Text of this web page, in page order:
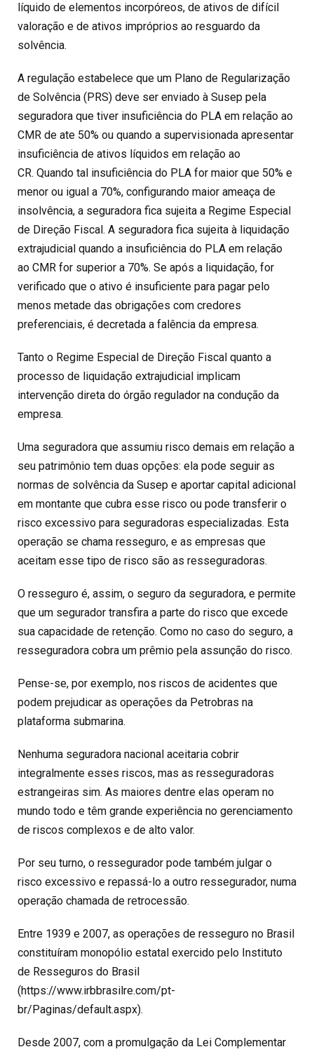
líquido de elementos incorpóreos, de ativos de difícil
valoração e de ativos impróprios ao resguardo da
solvência.
A regulação estabelece que um Plano de Regularização
de Solvência (PRS) deve ser enviado à Susep pela
seguradora que tiver insuficiência do PLA em relação ao
CMR de ate 50% ou quando a supervisionada apresentar
insuficiência de ativos líquidos em relação ao
CR. Quando tal insuficiência do PLA for maior que 50% e
menor ou igual a 70%, configurando maior ameaça de
insolvência, a seguradora fica sujeita a Regime Especial
de Direção Fiscal. A seguradora fica sujeita à liquidação
extrajudicial quando a insuficiência do PLA em relação
ao CMR for superior a 70%. Se após a liquidação, for
verificado que o ativo é insuficiente para pagar pelo
menos metade das obrigações com credores
preferenciais, é decretada a falência da empresa.
Tanto o Regime Especial de Direção Fiscal quanto a
processo de liquidação extrajudicial implicam
intervenção direta do órgão regulador na condução da
empresa.
Uma seguradora que assumiu risco demais em relação a
seu patrimônio tem duas opções: ela pode seguir as
normas de solvência da Susep e aportar capital adicional
em montante que cubra esse risco ou pode transferir o
risco excessivo para seguradoras especializadas. Esta
operação se chama resseguro, e as empresas que
aceitam esse tipo de risco são as resseguradoras.
O resseguro é, assim, o seguro da seguradora, e permite
que um segurador transfira a parte do risco que excede
sua capacidade de retenção. Como no caso do seguro, a
resseguradora cobra um prêmio pela assunção do risco.
Pense-se, por exemplo, nos riscos de acidentes que
podem prejudicar as operações da Petrobras na
plataforma submarina.
Nenhuma seguradora nacional aceitaria cobrir
integralmente esses riscos, mas as resseguradoras
estrangeiras sim. As maiores dentre elas operam no
mundo todo e têm grande experiência no gerenciamento
de riscos complexos e de alto valor.
Por seu turno, o ressegurador pode também julgar o
risco excessivo e repassá-lo a outro ressegurador, numa
operação chamada de retrocessão.
Entre 1939 e 2007, as operações de resseguro no Brasil
constituíram monopólio estatal exercido pelo Instituto
de Resseguros do Brasil
(https://www.irbbrasilre.com/pt-
br/Paginas/default.aspx).
Desde 2007, com a promulgação da Lei Complementar